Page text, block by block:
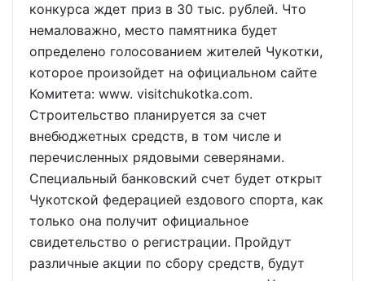
конкурса ждет приз в 30 тыс. рублей. Что
немаловажно, место памятника будет
определено голосованием жителей Чукотки,
которое произойдет на официальном сайте
Комитета: www. visitchukotka.com.
Строительство планируется за счет
внебюджетных средств, в том числе и
перечисленных рядовыми северянами.
Специальный банковский счет будет открыт
Чукотской федерацией ездового спорта, как
только она получит официальное
свидетельство о регистрации. Пройдут
различные акции по сбору средств, будут